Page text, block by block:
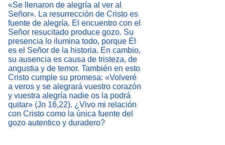
«Se llenaron de alegría al ver al
Señor». La resurrección de Cristo es
fuente de alegría. El encuentro con el
Señor resucitado produce gozo. Su
presencia lo ilumina todo, porque Él
es el Señor de la historia. En cambio,
su ausencia es causa de tristeza, de
angustia y de temor. También en esto
Cristo cumple su promesa: «Volveré
a veros y se alegrará vuestro corazón
y vuestra alegría nadie os la podrá
quitar» (Jn 16,22). ¿Vivo mi relación
con Cristo como la única fuente del
gozo autentico y duradero?